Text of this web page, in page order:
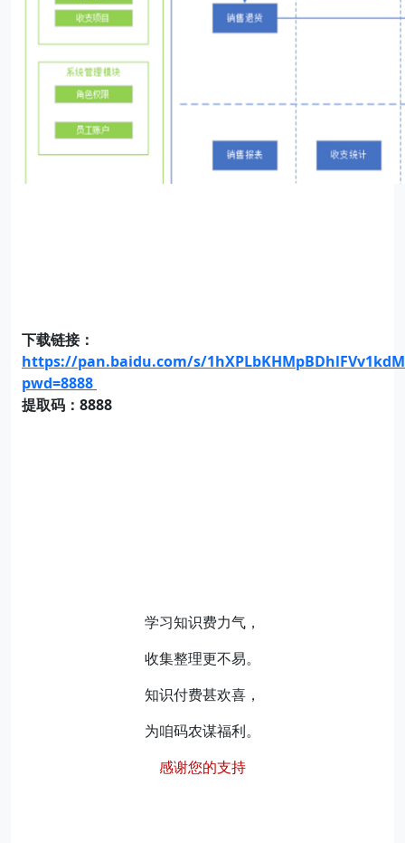
下载链接：
https://pan.baidu.com/s/
pwd=8888
提取码：8888
学习知识费力气，
收集整理更不易。
知识付费甚欢喜，
为咱码农谋福利。
感谢您的支持